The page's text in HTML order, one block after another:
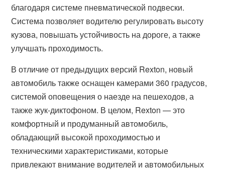
благодаря системе пневматической подвески.
Система позволяет водителю регулировать высоту
кузова, повышать устойчивость на дороге, а также
улучшать проходимость.
В отличие от предыдущих версий Rexton, новый
автомобиль также оснащен камерами 360 градусов,
системой оповещения о наезде на пешеходов, а
также жук-диктофоном. В целом, Rexton — это
комфортный и продуманный автомобиль,
обладающий высокой проходимостью и
техническими характеристиками, которые
привлекают внимание водителей и автомобильных